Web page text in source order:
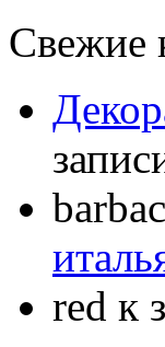
Свежие
red к